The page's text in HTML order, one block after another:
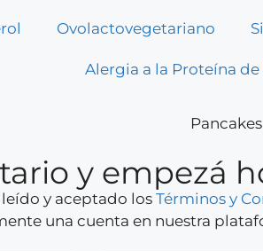
Ovolactovegetariano
Alergia a la Proteína de
y empezá
y aceptado los Términos y
una cuenta en nuestra